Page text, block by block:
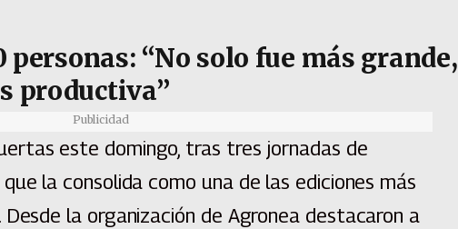
“No solo fue más grande,
productiva”
Publicidad
este domingo, tras tres jornadas de
la consolida como una de las ediciones más
la organización de Agronea destacaron a